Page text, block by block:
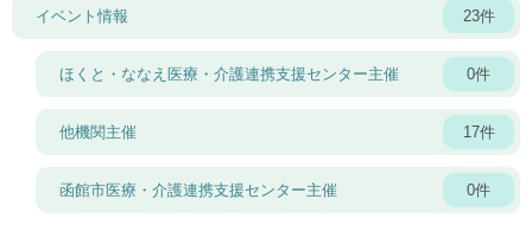
イベント情報 23件
ほくと・ななえ医療・介護連携支援センター主催 0件
他機関主催 17件
函館市医療・介護連携支援センター主催 0件